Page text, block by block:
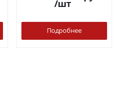
/шт
Подробнее